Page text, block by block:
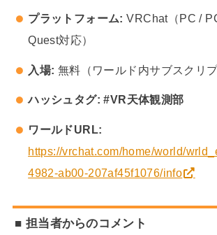
プラットフォーム: VRChat（PC /
Quest対応）
入場: 無料（ワールド内サブスクリ
ハッシュタグ: #VR天体観測部
ワールドURL:
https://vrchat.com/home/world/
4982-ab00-207af45f1076/info
■ 担当者からのコメント